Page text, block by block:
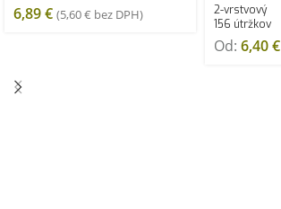
6,89€ (5,60€ bez DPH)
2-vrstvový
156 útržkov
Od: 6,40€